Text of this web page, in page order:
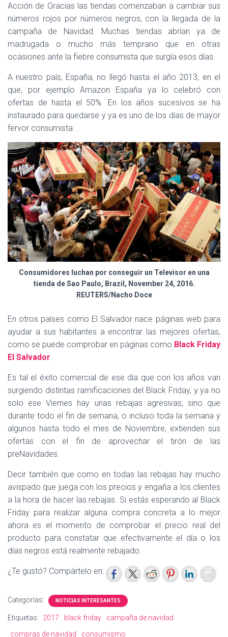
Acción de Gracias las tiendas comenzaban a cambiar sus
números rojos por números negros, con la llegada de la
campaña de Navidad. Muchas tiendas abrían ya de
madrugada o mucho más temprano que en otras
ocasiones ante la fiebre consumista que surgía esos días.
A nuestro país, España, no llegó hasta el año 2013, en el
que, por ejemplo Amazon España ya lo celebró con
ofertas de hasta el 50%. En los años sucesivos se ha
instaurado para quedarse y ya es uno de los días de mayor
fervor consumista.
Consumidores luchan por conseguir un Televisor en una
tienda de Sao Paulo, Brazil, November 24, 2016.
REUTERS/Nacho Doce
En otros países como El Salvador nace páginas web para
ayudar a sus habitantes a encontrar las mejores ofertas,
como se puede comprobar en páginas como Black Friday
El Salvador.
Es tal el éxito comercial de ese día que con los años van
surgiendo distintas ramificaciones del Black Friday, y ya no
solo ese Viernes hay unas rebajas agresivas, sino que
durante todo el fin de semana, o incluso toda la semana y
algunos hasta todo el mes de Noviembre, extienden sus
ofertas con el fin de aprovechar el tirón de las
preNavidades.
Decir también que como en todas las rebajas hay mucho
avispado que juega con los precios y engaña a los clientes
a la hora de hacer las rebajas. Si estás esperando al Black
Friday para realizar alguna compra concreta a lo mejor
ahora es el momento de comprobar el precio real del
producto para constatar que efectivamente el día o los
días negros está realmente rebajado.
¿Te gustó? Compártelo en:
Categorías: NOTICIAS INTERESANTES
Etiquetas: 2017 black friday
campaña de navidad
compras de navidad
consumismo